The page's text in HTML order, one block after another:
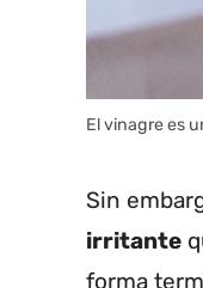
El vinagre es
Sin
irritante
forma